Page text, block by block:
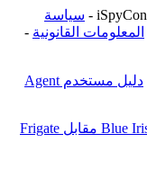
سياسة
المعلومات القانونية -
دليل مستخدم Agent